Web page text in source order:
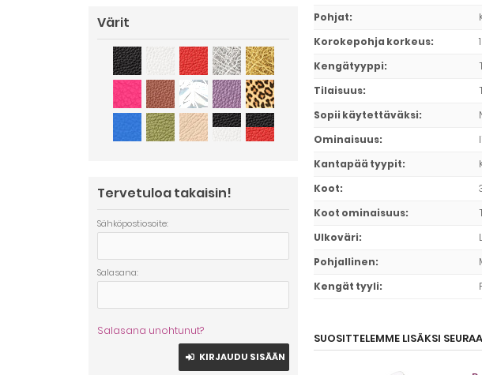
Pohjat:
Korokepohja korkeus:
Kengätyyppi:
Tilaisuus:
Sopii käytettäväksi:
Ominaisuus:
Kantapää tyypit:
Koot:
Koot ominaisuus:
Ulkoväri:
Pohjallinen:
Kengät tyyli:
SUOSITTELEMME LISÄKSI
Värit
Tervetuloa takaisin!
Sähköpostiosoite:
Salasana:
Salasana unohtunut?
KIRJAUDU SISÄÄN